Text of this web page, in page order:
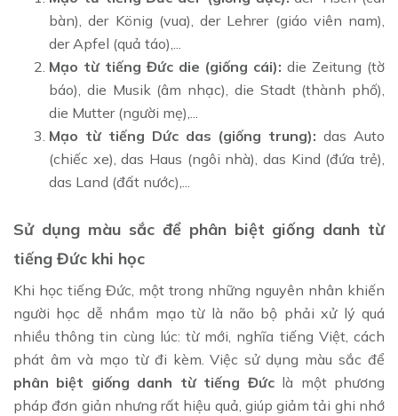
bàn), der König (vua), der Lehrer (giáo viên nam),
der Apfel (quả táo),...
Mạo từ tiếng Đức die (giống cái): die Zeitung (tờ
báo), die Musik (âm nhạc), die Stadt (thành phố),
die Mutter (người mẹ),...
Mạo từ tiếng Dức das (giống trung): das Auto
(chiếc xe), das Haus (ngôi nhà), das Kind (đứa trẻ),
das Land (đất nước),...
Sử dụng màu sắc để phân biệt giống danh từ
tiếng Đức khi học
Khi học tiếng Đức, một trong những nguyên nhân khiến
người học dễ nhầm mạo từ là não bộ phải xử lý quá
nhiều thông tin cùng lúc: từ mới, nghĩa tiếng Việt, cách
phát âm và mạo từ đi kèm. Việc sử dụng màu sắc để
phân biệt giống danh từ tiếng Đứclà một phương
pháp đơn giản nhưng rất hiệu quả, giúp giảm tải ghi nhớ